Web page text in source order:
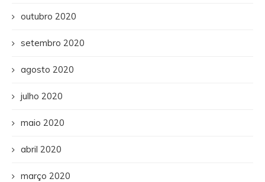
outubro 2020
setembro 2020
agosto 2020
julho 2020
maio 2020
abril 2020
março 2020